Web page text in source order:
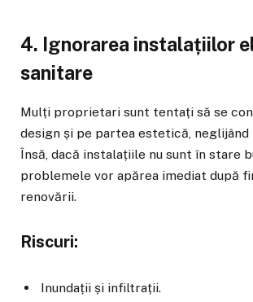
4. Ignorarea instalațiilor
sanitare
Mulți proprietari sunt tentați să se
design și pe partea estetică,
Însă, dacă instalațiile nu sunt în stare
problemele vor apărea imediat după
renovării.
Riscuri:
Inundații și infiltrații.